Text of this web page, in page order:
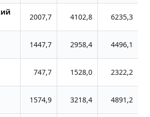
2007,7 4102,8 6235,3
1447,7 2958,4 4496,1
747,7 1528,0 2322,2
1574,9 3218,4 4891,2